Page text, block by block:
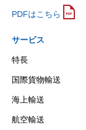
PDFはこちら
サービス
特長
国際貨物輸送
海上輸送
航空輸送